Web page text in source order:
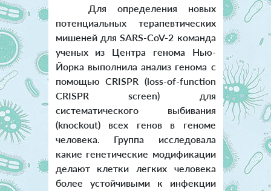
Для определения новых
потенциальных терапевтических
мишеней для SARS-CoV-2 команда
ученых из Центра генома Нью-
Йорка выполнила анализ генома с
помощью CRISPR (loss-of-function
CRISPR screen) для
систематического выбивания
(knockout) всех генов в геноме
человека. Группа исследовала
какие генетические модификации
делают клетки легких человека
более устойчивыми к инфекции